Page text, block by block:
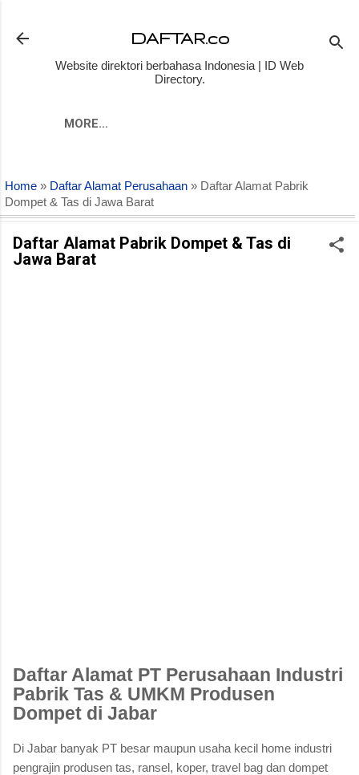
DAFTAR.co
Website direktori berbahasa Indonesia | ID Web
Directory.
MORE…
Home » Daftar Alamat Perusahaan » Daftar Alamat Pabrik
Dompet & Tas di Jawa Barat
Daftar Alamat Pabrik Dompet & Tas di
Jawa Barat
Daftar Alamat PT Perusahaan Industri
Pabrik Tas & UMKM Produsen
Dompet di Jabar
Di Jabar banyak PT besar maupun usaha kecil home industri
pengrajin produsen tas, ransel, koper, travel bag dan dompet